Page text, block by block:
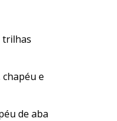
trilhas
e
de aba